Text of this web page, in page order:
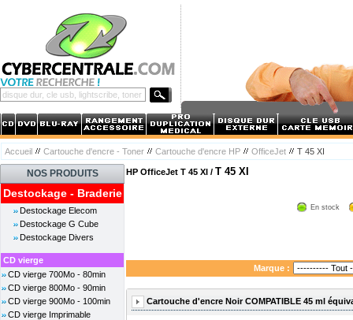
Accueil Cartouche d'encre - Toner Cartouche d'encre HP OfficeJet T 45 XI
NOS PRODUITS
Destockage - Braderie
Destockage Elecom
Destockage G Cube
Destockage Divers
CD vierge
CD vierge 700Mo - 80min
CD vierge 800Mo - 90min
CD vierge 900Mo - 100min
CD vierge Imprimable
HP OfficeJet T 45 XI / T 45 XI
En stock
Marque :
Cartouche d'encre Noir COMPATIBLE 45 ml